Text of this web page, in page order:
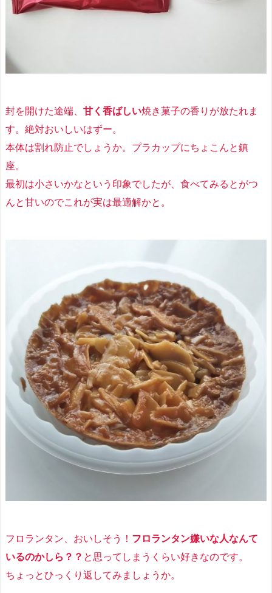
封を開けた途端、 甘く香ばしい焼き菓子の香りが放たれま
す。絶対おいしいはずー。
本体は割れ防止でしょうか。プラカップにちょこんと鎮
座。
最初は小さいかなという印象でしたが、食べてみるとがつ
んと甘いのでこれが実は最適解かと。
フロランタン、おいしそう！ フロランタン嫌いな人なんて
いるのかしら？？ と思ってしまうくらい好きなのです。
ちょっとひっくり返してみましょうか。